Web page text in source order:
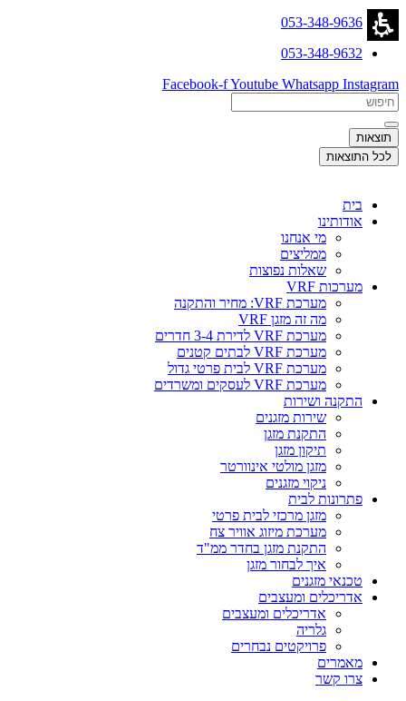
דלג
לתוכן
053-348-9636
053-348-9632
Facebook-fYoutube Whatsapp Instagram
Search
...
תוצאות
לכל התוצאות
בית
אודותינו
מי אנחנו
ממליצים
שאלות נפוצות
מערכות VRF
מערכת VRF: מחיר והתקנה
מה זה מזגן VRF
מערכת VRF לדירת 3-4 חדרים
מערכת VRF לבתים קטנים
מערכת VRF לבית פרטי גדול
מערכת VRF לעסקים ומשרדים
התקנה ושירות
שירות מזגנים
התקנת מזגן
תיקון מזגן
מזגן מולטי אינוורטר
ניקוי מזגנים
פתרונות לבית
מזגן מרכזי לבית פרטי
מערכת מיזוג אוויר צח
התקנת מזגן בחדר ממ"ד
איך לבחור מזגן
טכנאי מזגנים
אדריכלים ומעצבים
אדריכלים ומעצבים
גלריה
פרויקטים נבחרים
מאמרים
צרו קשר